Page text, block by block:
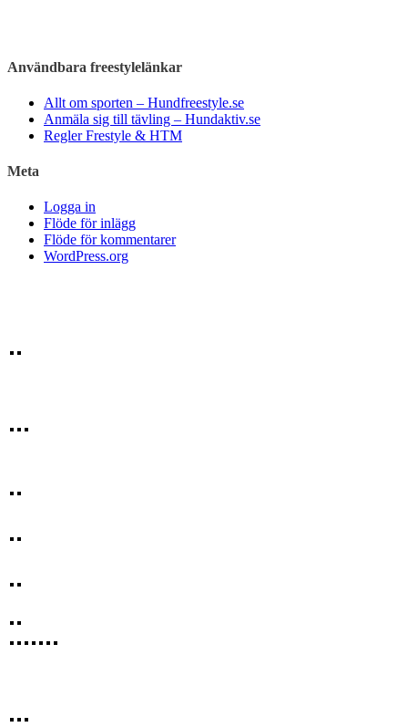
Användbara freestylelänkar
Allt om sporten – Hundfreestyle.se
Anmäla sig till tävling – Hundaktiv.se
Regler Frestyle & HTM
Meta
Logga in
Flöde för inlägg
Flöde för kommentarer
WordPress.org